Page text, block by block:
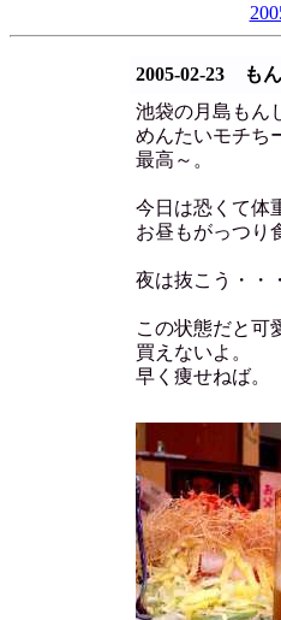
2005-02-23 も
池袋の月島もん
めんたいモチち
最高～。
今日は恐くて体
お昼もがっつり
夜は抜こう・・・
この状態だと可
買えないよ。
早く痩せねば。